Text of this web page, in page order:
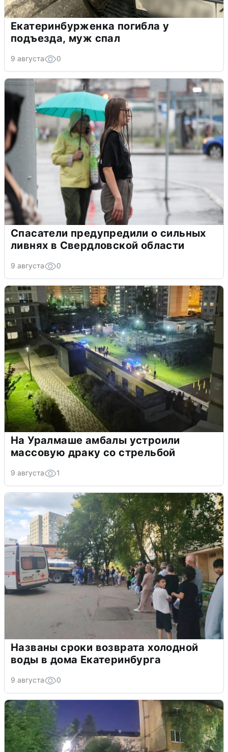
Екатеринбурженка погибла у
подъезда, муж спал
9 августа 0
Спасатели предупредили о сильных
ливнях в Свердловской области
9 августа 0
На Уралмаше амбалы устроили
массовую драку со стрельбой
9 августа 1
Названы сроки возврата холодной
воды в дома Екатеринбурга
9 августа 0